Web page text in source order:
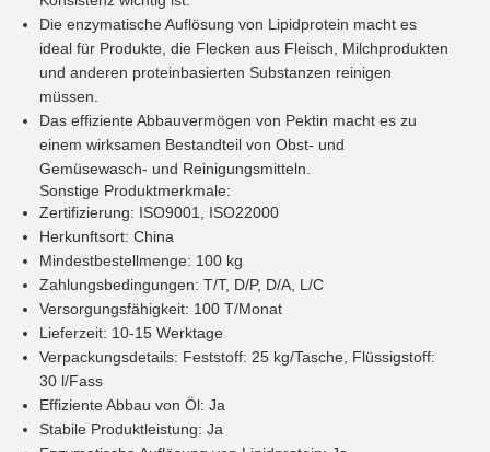
Die enzymatische Auflösung von Lipidprotein macht es
ideal für Produkte, die Flecken aus Fleisch, Milchprodukten
und anderen proteinbasierten Substanzen reinigen
müssen.
Das effiziente Abbauvermögen von Pektin macht es zu
einem wirksamen Bestandteil von Obst- und
Gemüsewasch- und Reinigungsmitteln.
Sonstige Produktmerkmale:
Zertifizierung: ISO9001, ISO22000
Herkunftsort: China
Mindestbestellmenge: 100 kg
Zahlungsbedingungen: T/T, D/P, D/A, L/C
Versorgungsfähigkeit: 100 T/Monat
Lieferzeit: 10-15 Werktage
Verpackungsdetails: Feststoff: 25 kg/Tasche, Flüssigstoff:
30 l/Fass
Effiziente Abbau von Öl: Ja
Stabile Produktleistung: Ja